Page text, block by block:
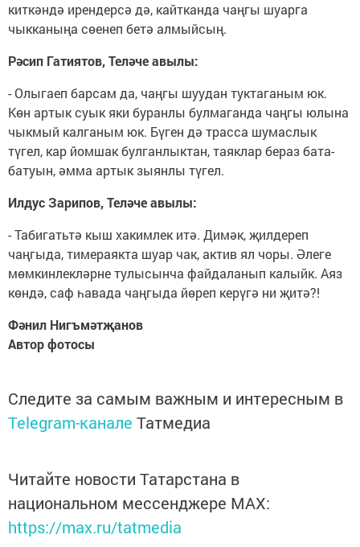
киткәндә ирендерсә дә, кайтканда чаңгы шуарга
чыкканыңа сөенеп бетә алмыйсың.
Рәсип Гатиятов, Теләче авылы:
- Олыгаеп барсам да, чаңгы шуудан туктаганым юк.
Көн артык суык яки буранлы булмаганда чаңгы юлына
чыкмый калганым юк. Бүген дә трасса шумаслык
түгел, кар йомшак булганлыктан, таяклар бераз бата-
батуын, әмма артык зыянлы түгел.
Илдус Зарипов, Теләче авылы:
- Табигатьтә кыш хакимлек итә. Димәк, җилдереп
чаңгыда, тимераякта шуар чак, актив ял чоры. Әлеге
мөмкинлекләрне тулысынча файдаланып калыйк. Аяз
көндә, саф һавада чаңгыда йөреп керүгә ни җитә?!
Фәнил Нигъмәтҗанов
Автор фотосы
Следите за самым важным и интересным в
Telegram-канале Татмедиа
Читайте новости Татарстана в
национальном мессенджере MАХ:
https://max.ru/tatmedia